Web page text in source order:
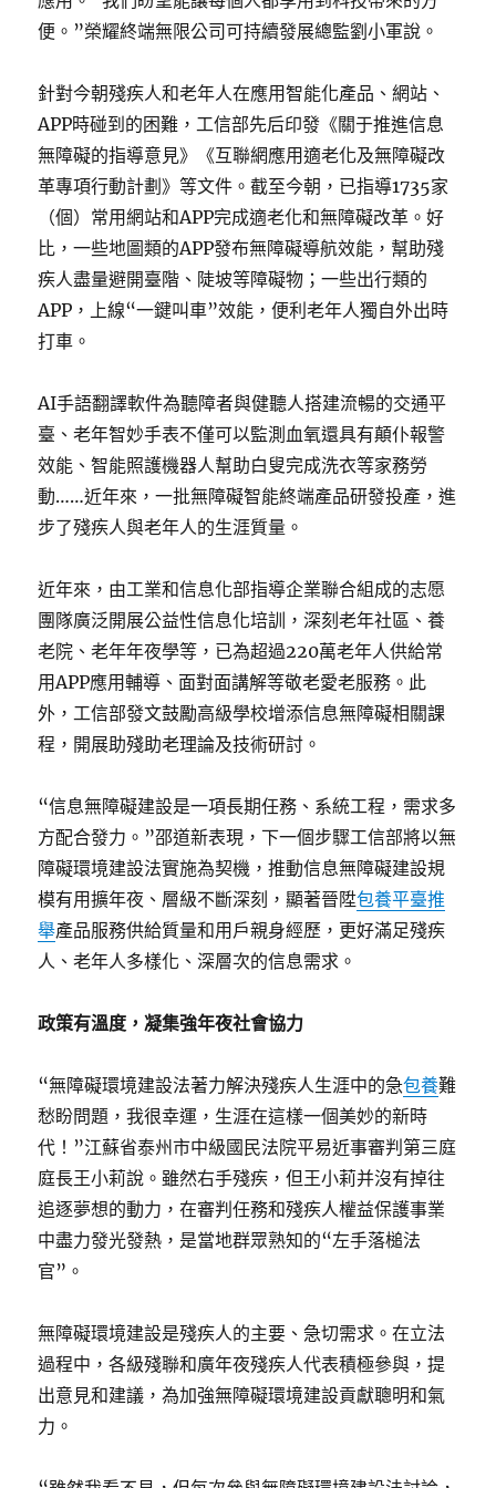
便。”榮耀終端無限公司可持續發展總監劉小軍說。
針對今朝殘疾人和老年人在應用智能化產品、網站、
APP時碰到的困難，工信部先后印發《關于推進信息
無障礙的指導意見》《互聯網應用適老化及無障礙改
革專項行動計劃》等文件。截至今朝，已指導1735家
（個）常用網站和APP完成適老化和無障礙改革。好
比，一些地圖類的APP發布無障礙導航效能，幫助殘
疾人盡量避開臺階、陡坡等障礙物；一些出行類的
APP，上線“一鍵叫車”效能，便利老年人獨自外出時
打車。
AI手語翻譯軟件為聽障者與健聽人搭建流暢的交通平
臺、老年智妙手表不僅可以監測血氧還具有顛仆報警
效能、智能照護機器人幫助白叟完成洗衣等家務勞
動……近年來，一批無障礙智能終端產品研發投產，進
步了殘疾人與老年人的生涯質量。
近年來，由工業和信息化部指導企業聯合組成的志愿
團隊廣泛開展公益性信息化培訓，深刻老年社區、養
老院、老年年夜學等，已為超過220萬老年人供給常
用APP應用輔導、面對面講解等敬老愛老服務。此
外，工信部發文鼓勵高級學校增添信息無障礙相關課
程，開展助殘助老理論及技術研討。
“信息無障礙建設是一項長期任務、系統工程，需求多
方配合發力。”邵道新表現，下一個步驟工信部將以無
障礙環境建設法實施為契機，推動信息無障礙建設規
模有用擴年夜、層級不斷深刻，顯著晉陞包養平臺推
舉產品服務供給質量和用戶親身經歷，更好滿足殘疾
人、老年人多樣化、深層次的信息需求。
政策有溫度，凝集強年夜社會協力
“無障礙環境建設法著力解決殘疾人生涯中的急包養難
愁盼問題，我很幸運，生涯在這樣一個美妙的新時
代！”江蘇省泰州市中級國民法院平易近事審判第三庭
庭長王小莉說。雖然右手殘疾，但王小莉并沒有掉往
追逐夢想的動力，在審判任務和殘疾人權益保護事業
中盡力發光發熱，是當地群眾熟知的“左手落槌法
官”。
無障礙環境建設是殘疾人的主要、急切需求。在立法
過程中，各級殘聯和廣年夜殘疾人代表積極參與，提
出意見和建議，為加強無障礙環境建設貢獻聰明和氣
力。